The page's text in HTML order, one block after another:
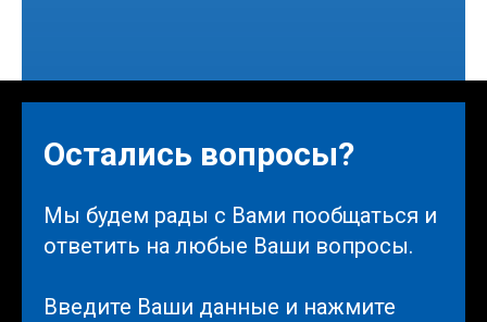
Остались вопросы?
Мы будем рады с Вами пообщаться и
ответить на любые Ваши вопросы.
Введите Ваши данные и нажмите